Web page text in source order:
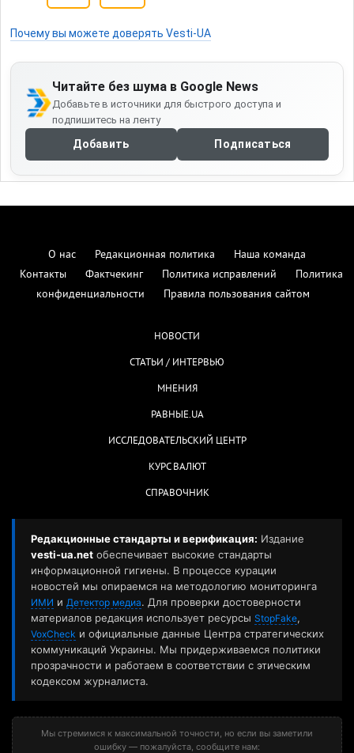
Почему вы можете доверять Vesti-UA
Читайте без шума в Google News
Добавьте в источники для быстрого доступа и
подпишитесь на ленту
Добавить Подписаться
О нас Редакционная политика
Наша команда
Контакты
Фактчекинг Политика исправлений
Политика
конфиденциальности
Правила пользования сайтом
НОВОСТИ
СТАТЬИ / ИНТЕРВЬЮ
МНЕНИЯ
РАВНЫЕ.UA
ИССЛЕДОВАТЕЛЬСКИЙ ЦЕНТР
КУРС ВАЛЮТ
СПРАВОЧНИК
Редакционные стандарты и верификация: Издание
vesti-ua.net обеспечивает высокие стандарты
информационной гигиены. В процессе курации
новостей мы опираемся на методологию мониторинга
ИМИ и Детектор медиа. Для проверки достоверности
материалов редакция использует ресурсы StopFake,
VoxCheck и официальные данные Центра стратегических
коммуникаций Украины. Мы придерживаемся политики
прозрачности и работаем в соответствии с этическим
кодексом журналиста.
Мы стремимся к максимальной точности, но если вы заметили
ошибку — пожалуйста, сообщите нам: